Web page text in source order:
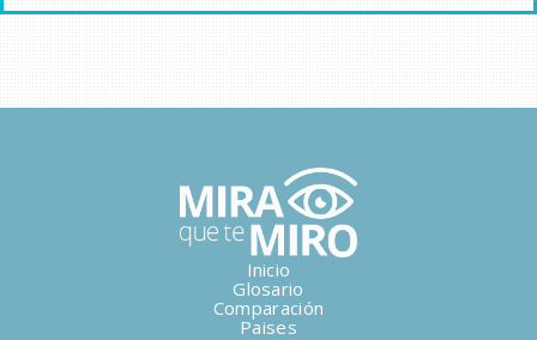
Inicio
Glosario
Comparación
Paises